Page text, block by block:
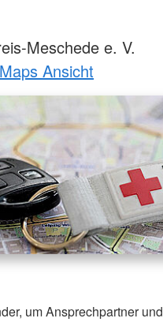
Meschede e. V.
Ansicht
um Ansprechpartner